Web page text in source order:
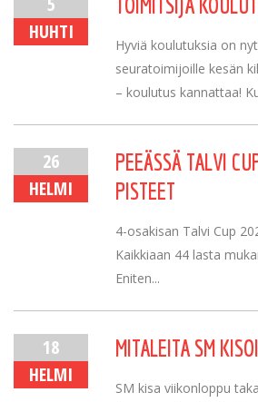
HUHTI
Hyviä koulutuksia on
seuratoimijoille kesän
– koulutus kannattaa!
26
HELMI
PEEÄSSÄ TALVI
PISTEET
4-osakisan Talvi Cup
Kaikkiaan 44 lasta
Eniten...
18
HELMI
MITALEITA SM
SM kisa viikonloppu